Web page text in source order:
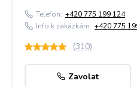
Telefon: +420 775 199 124
Info k zakázkám: +420 775
(310)
Zavolat